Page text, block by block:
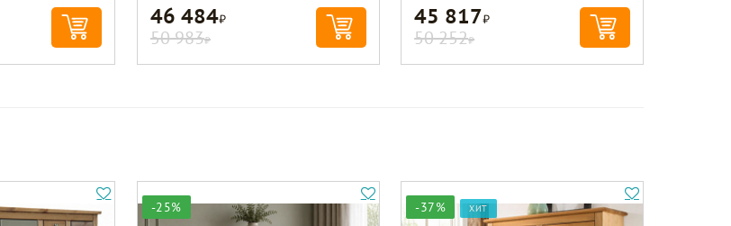
46 484Р
50 983Р
45 817Р
50 252Р
-25% -37% ХИТ